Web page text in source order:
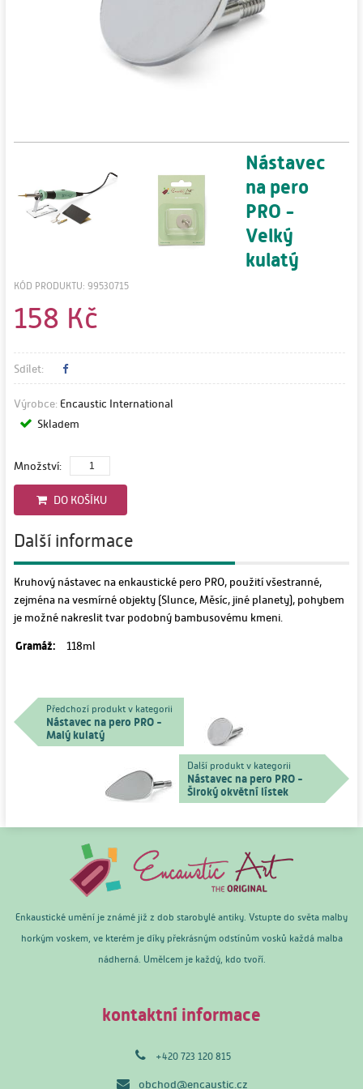
Nástavec
na pero
PRO -
Velký
kulatý
KÓD PRODUKTU: 99530715
158 Kč
Sdílet:
Výrobce: Encaustic International
Skladem
Množství:
DO KOŠÍKU
Další informace
Kruhový nástavec na enkaustické pero PRO, použití všestranné,
zejména na vesmírné objekty (Slunce, Měsíc, jiné planety), pohybem
je možné nakreslit tvar podobný bambusovému kmeni.
Gramáž: 118ml
Předchozí produkt v kategorii
Nástavec na pero PRO -
Malý kulatý
Další produkt v kategorii
Nástavec na pero PRO -
Široký okvětní lístek
Enkaustické umění je známé již z dob starobylé antiky. Vstupte do světa malby
horkým voskem, ve kterém je díky překrásným odstínům vosků každá malba
nádherná. Umělcem je každý, kdo tvoří.
kontaktní informace
+420 723 120 815
obchod@encaustic.cz